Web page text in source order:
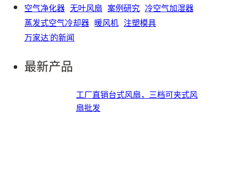
空气净化器 无叶风扇 案例研究 冷空气加湿器
蒸发式空气冷却器 暖风机 注塑模具
万家达'的新闻
最新产品
工厂直销台式风扇，三档可夹式风
扇批发